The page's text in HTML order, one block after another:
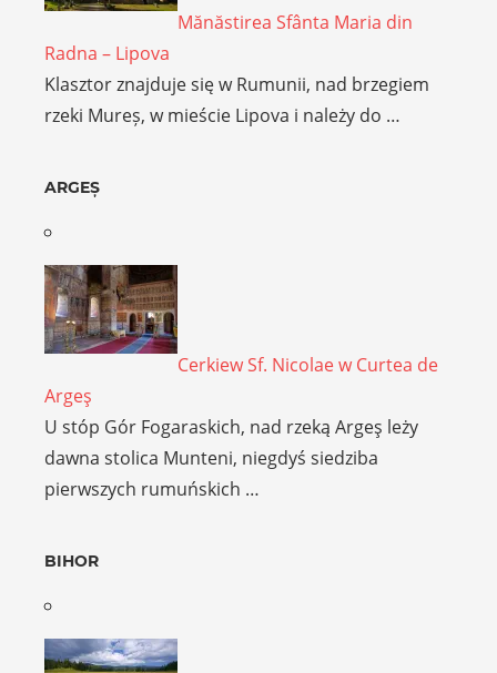
Mănăstirea Sfânta Maria din
Radna – Lipova
Klasztor znajduje się w Rumunii, nad brzegiem
rzeki Mureș, w mieście Lipova i należy do …
ARGEȘ
Cerkiew Sf. Nicolae w Curtea de
Argeş
U stóp Gór Fogaraskich, nad rzeką Argeş leży
dawna stolica Munteni, niegdyś siedziba
pierwszych rumuńskich …
BIHOR